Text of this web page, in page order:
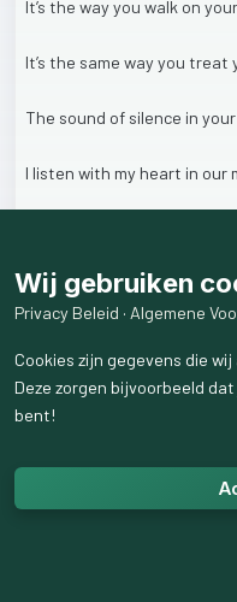
It’s the wayyou walk on your
It’s the same wayyou treat
The sound of silence in your
I listen with my heart in our
It’sthemeeting thatdeals
-copyrights,Ameen,2026-
Wij gebruiken
Privacy Beleid · Algemene
Cookies zijn gegevens die
Deze zorgen bijvoorbeeld
bent!